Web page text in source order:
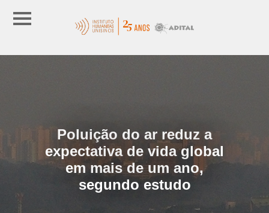
Poluição do ar reduz a
expectativa de vida global
em mais de um ano,
segundo estudo